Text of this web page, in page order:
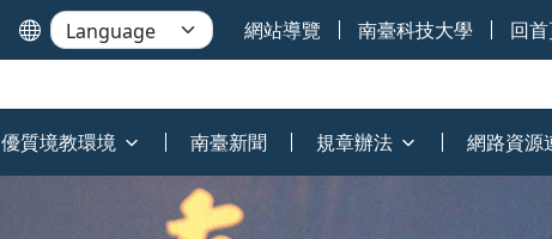
網站導覽 南臺科技大學 回
優質境教環境 南臺新聞 規章辦法 網路資源